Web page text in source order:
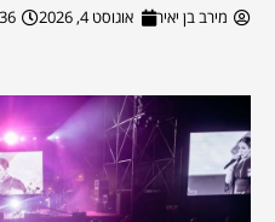
מירב בן יאיר אוגוסט 4, 2026 pm